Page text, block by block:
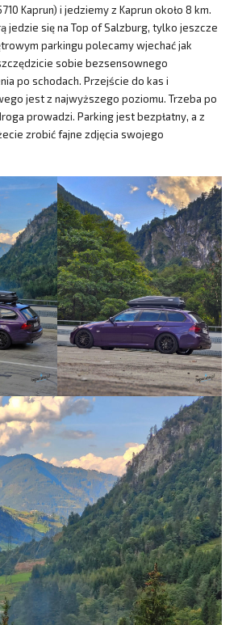
Kaprun) i jedziemy z Kaprun około 8 km.
jedzie się na Top of Salzburg, tylko jeszcze
parkingu polecamy wjechać jak
sobie bezsensownego
po schodach. Przejście do kas i
jest z najwyższego poziomu. Trzeba po
prowadzi. Parking jest bezpłatny, a z
zrobić fajne zdjęcia swojego